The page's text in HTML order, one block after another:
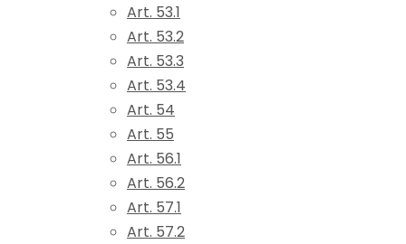
Art. 53.1
Art. 53.2
Art. 53.3
Art. 53.4
Art. 54
Art. 55
Art. 56.1
Art. 56.2
Art. 57.1
Art. 57.2